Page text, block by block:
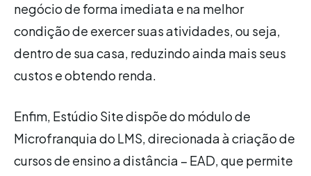
negócio de forma imediata e na melhor
condição de exercer suas atividades, ou seja,
dentro de sua casa, reduzindo ainda mais seus
custos e obtendo renda.
Enfim, Estúdio Site dispõe do módulo de
Microfranquia do LMS, direcionada à criação de
cursos de ensino a distância – EAD, que permite